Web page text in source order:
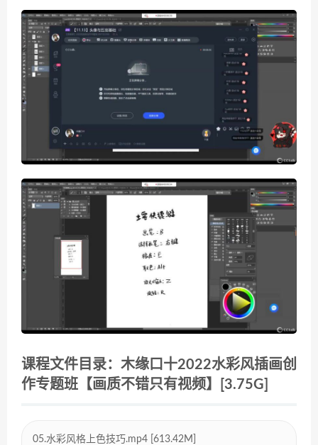
课程文件目录：木缘口十2022水彩风插画创
作专题班【画质不错只有视频】[3.75G]
05.水彩风格上色技巧.mp4 [613.42M]